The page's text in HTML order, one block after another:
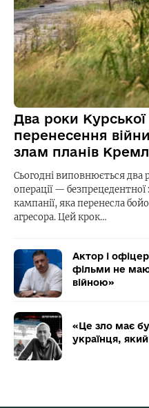
Два роки Курської
перенесення
злам планів
Сьогодні виповнюється два
операції —
кампанії, яка перенесла
агресора. Цей крок…
Актор і
фільми не
війною»
«Це зло має
українця,